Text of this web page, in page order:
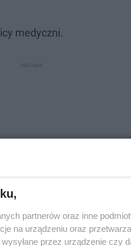
medyczni.
partnerów oraz inne
na urządzeniu oraz
przez urządzenie czy